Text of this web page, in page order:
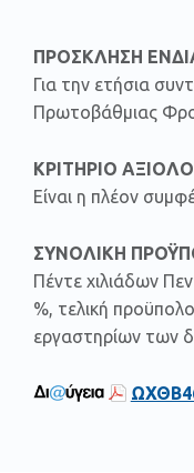
ΠΡΟΣΚΛΗΣΗ
Για την ετήσια
Πρωτοβάθμιας
ΚΡΙΤΗΡΙΟ
Είναι η πλέον
ΣΥΝΟΛΙΚΗ
Πέντε χιλιάδων
%, τελική
εργαστηρίων των